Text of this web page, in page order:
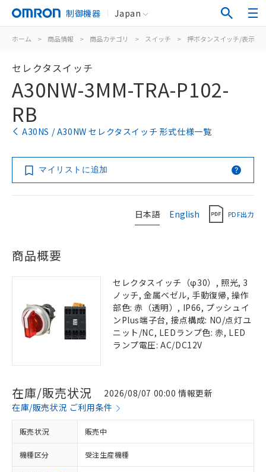
制御機器 Japan
ホーム > 商品情報 > 商品カテゴリ > スイッチ > 押ボタンスイッチ/表示灯
セレクタスイッチ
A30NW-3MM-TRA-P102-
RB
A30NS / A30NW セレクタスイッチ 形式仕様一覧
マイリストに追加
日本語 English PDF出力
商品概要
セレクタスイッチ（φ30）, 照光, 3
ノッチ, 金属ベゼル, 手動復帰, 操作
部色: 赤（透明）, IP66, プッシュイ
ンPlus端子台, 接点構成: NO/点灯ユ
ニット/NC, LEDランプ色: 赤, LED
ランプ電圧: AC/DC12V
在庫/販売状況
2026/08/07 00:00 情報更新
在庫/販売状況 ご利用条件
販売状況 販売中
機種区分 受注生産機種